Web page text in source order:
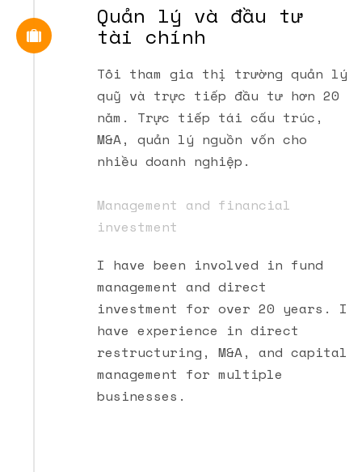
Quản lý và đầu tư
tài chính
Tôi tham gia thị trường quản lý
quỹ và trực tiếp đầu tư hơn 20
năm. Trực tiếp tái cấu trúc,
M&A, quản lý nguồn vốn cho
nhiều doanh nghiệp.
Management and financial
investment
I have been involved in fund
management and direct
investment for over 20 years. I
have experience in direct
restructuring, M&A, and capital
management for multiple
businesses.